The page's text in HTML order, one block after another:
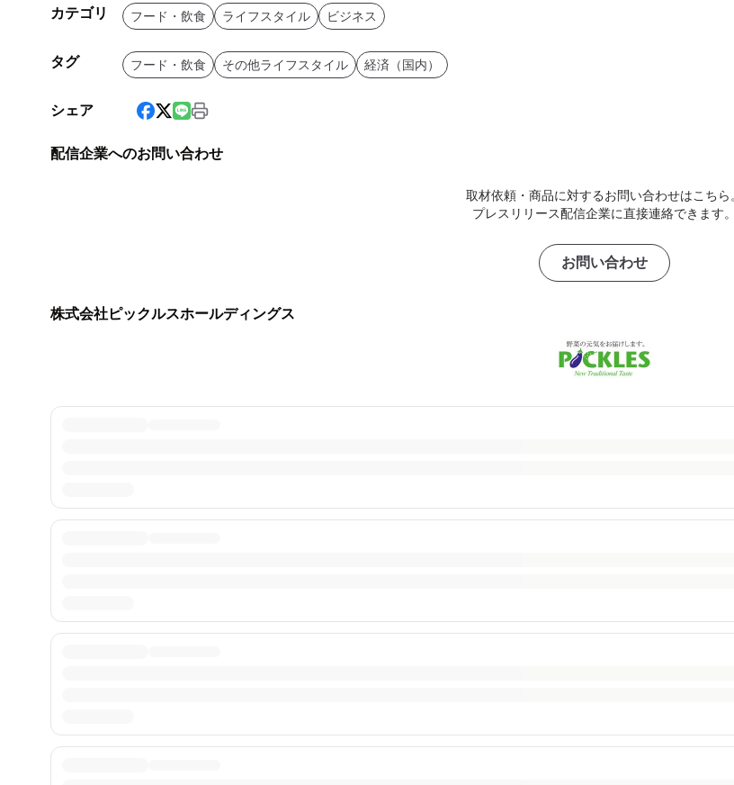
カテゴリ フード・飲食 ライフスタイル ビジネス
タグ フード・飲食 その他ライフスタイル 経済（国内）
シェア
配信企業へのお問い合わせ
取材依頼・商品に対するお問い合わせはこちら
プレスリリース配信企業に直接連絡できます。
お問い合わせ
株式会社ピックルスホールディングス